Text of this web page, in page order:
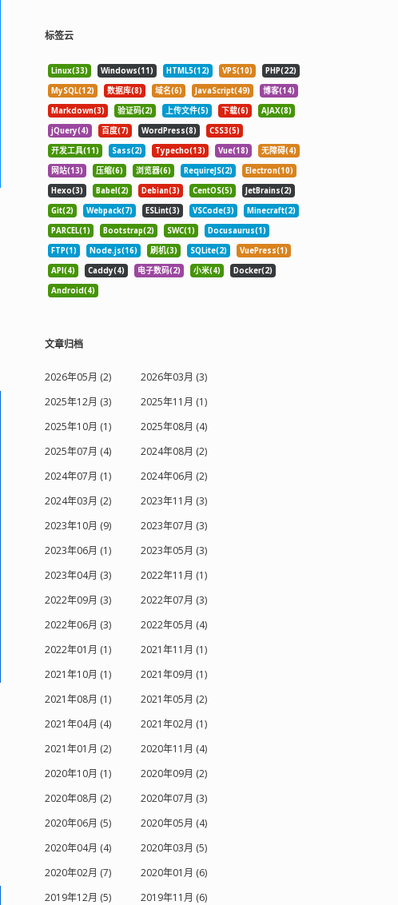
标签云
Linux(33) Windows(11) HTML5(12) VPS(10)
PHP(22)
MySQL(12)
数据库(8) 域名(6) JavaScript(49)
博客(14)
Markdown(3)
验证码(2) 上传文件(5) 下载(6)
AJAX(8)
jQuery(4)
百度(7) WordPress(8)
CSS3(5)
开发工具(11)
Sass(2) Typecho(13) Vue(18)
无障碍(4)
网站(13)
压缩(6) 浏览器(6) RequireJS(2)
Electron(10)
Hexo(3)
Babel(2) Debian(3) CentOS(5)
JetBrains(2)
Git(2)
Webpack(7) ESLint(3) VSCode(3)
Minecraft(2)
PARCEL(1)
Bootstrap(2) SWC(1)
Docusaurus(1)
FTP(1)
Node.js(16) 刷机(3) SQLite(2)
VuePress(1)
API(4)
Caddy(4) 电子数码(2) 小米(4)
Docker(2)
Android(4)
文章归档
2026年05月 (2)
2026年03月 (3)
2025年12月 (3)
2025年11月 (1)
2025年10月 (1)
2025年08月 (4)
2025年07月 (4)
2024年08月 (2)
2024年07月 (1)
2024年06月 (2)
2024年03月 (2)
2023年11月 (3)
2023年10月 (9)
2023年07月 (3)
2023年06月 (1)
2023年05月 (3)
2023年04月 (3)
2022年11月 (1)
2022年09月 (3)
2022年07月 (3)
2022年06月 (3)
2022年05月 (4)
2022年01月 (1)
2021年11月 (1)
2021年10月 (1)
2021年09月 (1)
2021年08月 (1)
2021年05月 (2)
2021年04月 (4)
2021年02月 (1)
2021年01月 (2)
2020年11月 (4)
2020年10月 (1)
2020年09月 (2)
2020年08月 (2)
2020年07月 (3)
2020年06月 (5)
2020年05月 (4)
2020年04月 (4)
2020年03月 (5)
2020年02月 (7)
2020年01月 (6)
2019年12月 (5)
2019年11月 (6)